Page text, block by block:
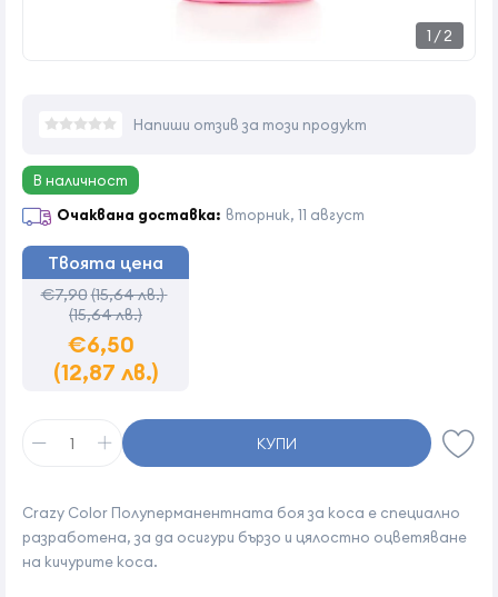
1 /2
Crazy Color Полуперманентната боя за коса е специално
разработена, за да осигури бързо и цялостно оцветяване
на кичурите коса.
Напиши отзив за този продукт
В наличност
Очаквана доставка: вторник, 11 август
Твоята цена
€7,90(15,64 лв.)
(15,64 лв.)
€6,50
(12,87 лв.)
КУПИ